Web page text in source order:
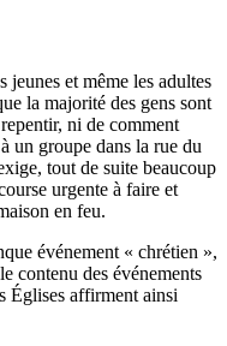
jeunes et même les adultes
la majorité des gens sont
ni de comment
un groupe dans la rue du
tout de suite beaucoup
urgente à faire et
en feu.
événement « chrétien »,
contenu des événements
Églises affirment ainsi